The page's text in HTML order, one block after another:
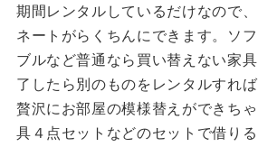
期間レンタルしているだけなので
ネートがらくちんにできます。ソ
ブルなど普通なら買い替えない家
了したら別のものをレンタルすれば
贅沢にお部屋の模様替えができち
具４点セットなどのセットで借り